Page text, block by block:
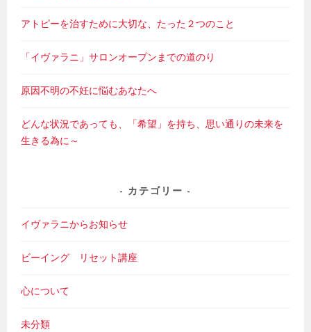
アトピーを治すために大切な、たった２つのこと
「イヴァラニ」サロンオープンまでの道のり
原因不明の不妊に悩むあなたへ
どんな状況であっても、「希望」を持ち、思い通りの未来を
生きる為に～
カテゴリー
イヴァラニからお知らせ
ビーイング リセット講座
心について
未分類